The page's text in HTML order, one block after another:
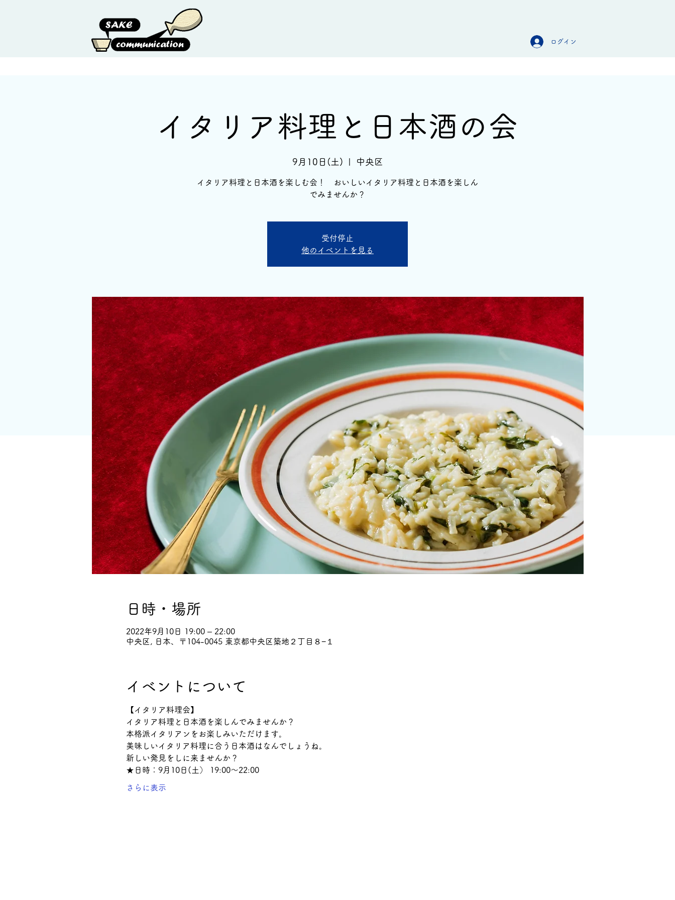
ログイン
イタリア料理と日本酒の会
9月10日(土) 中央区
イタリア料理と日本酒を楽しむ会！ おいしいイタリア料理と日本酒を楽しん
でみませんか？
受付停止
他のイベントを見る
日時・場所
2022年9月10日 19:00 – 22:00
中央区, 日本、〒104-0045 東京都中央区築地２丁目８−１
イベントについて
【イタリア料理会】
イタリア料理と日本酒を楽しんでみませんか？
本格派イタリアンをお楽しみいただけます。
美味しいイタリア料理に合う日本酒はなんでしょうね。
新しい発見をしに来ませんか？
★日時：9月10日(土） 19:00～22:00
さらに表示